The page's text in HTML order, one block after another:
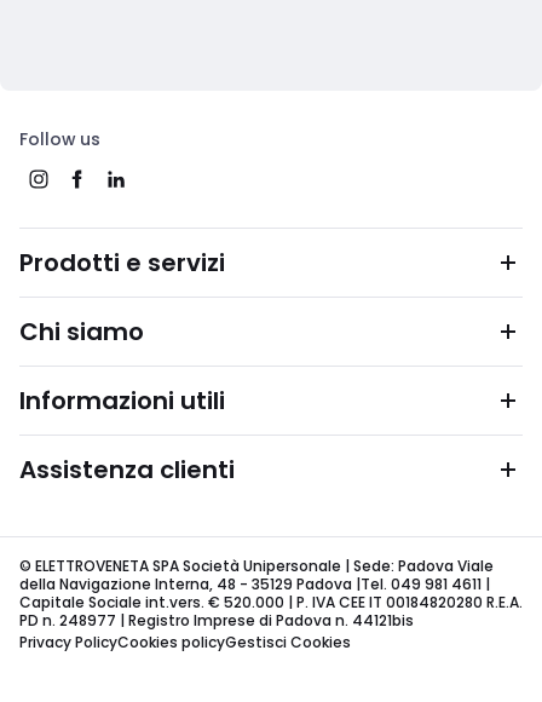
Follow us
Prodotti e servizi
Chi siamo
Informazioni utili
Assistenza clienti
© ELETTROVENETA SPA Società Unipersonale | Sede: Padova Viale
della Navigazione Interna, 48 - 35129 Padova |Tel. 049 981 4611 |
Capitale Sociale int.vers. € 520.000 | P. IVA CEE IT 00184820280 R.E.A.
PD n. 248977 | Registro Imprese di Padova n. 44121bis
Privacy PolicyCookies policyGestisci Cookies